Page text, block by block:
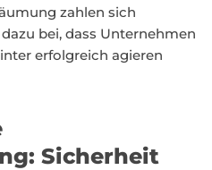
zahlen sich
bei, dass Unternehmen
erfolgreich agieren
Sicherheit